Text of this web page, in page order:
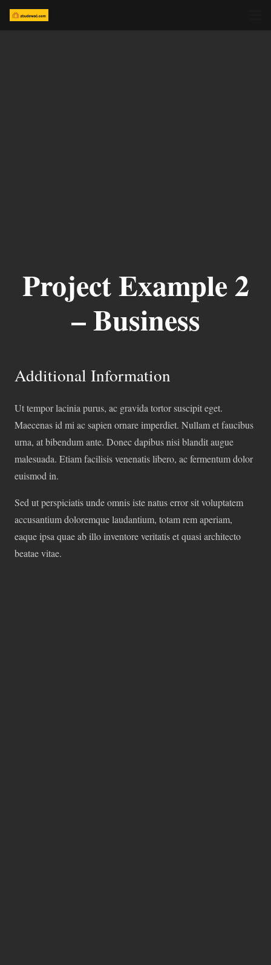
Project Example 2
– Business
Additional Information
Ut tempor lacinia purus, ac gravida tortor suscipit eget.
Maecenas id mi ac sapien ornare imperdiet. Nullam et faucibus
urna, at bibendum ante. Donec dapibus nisi blandit augue
malesuada. Etiam facilisis venenatis libero, ac fermentum dolor
euismod in.
Sed ut perspiciatis unde omnis iste natus error sit voluptatem
accusantium doloremque laudantium, totam rem aperiam,
eaque ipsa quae ab illo inventore veritatis et quasi architecto
beatae vitae.